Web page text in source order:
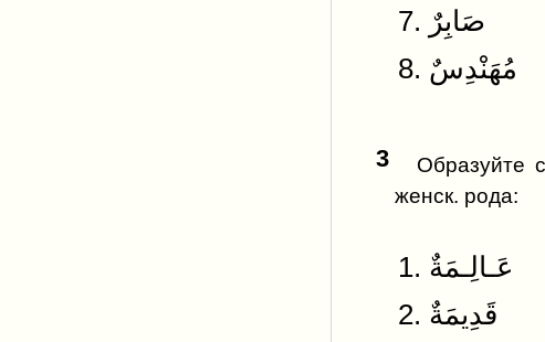
3
Образуйте
женск. рода: